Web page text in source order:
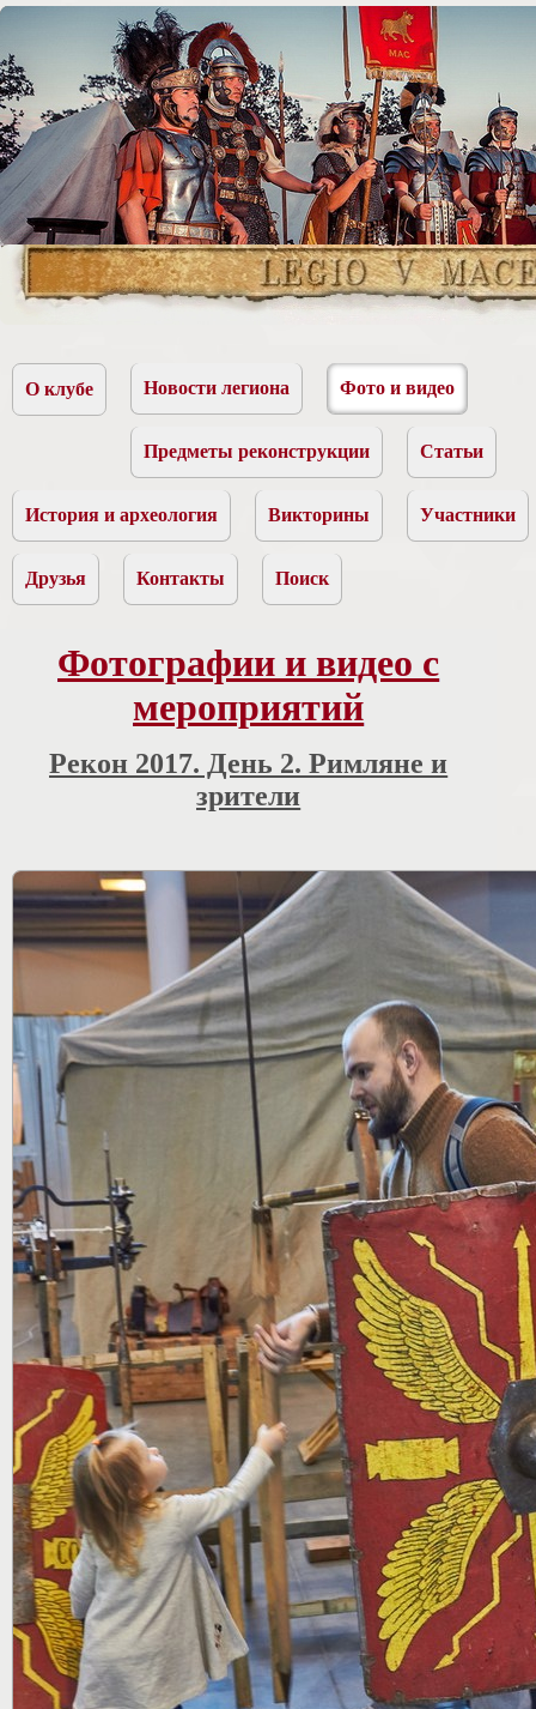
О клубе Новости легиона Фото и видео
Предметы реконструкции Статьи
История и археология Викторины Участники
Друзья Контакты Поиск
Фотографии и видео с
мероприятий
Рекон 2017. День 2. Римляне и
зрители